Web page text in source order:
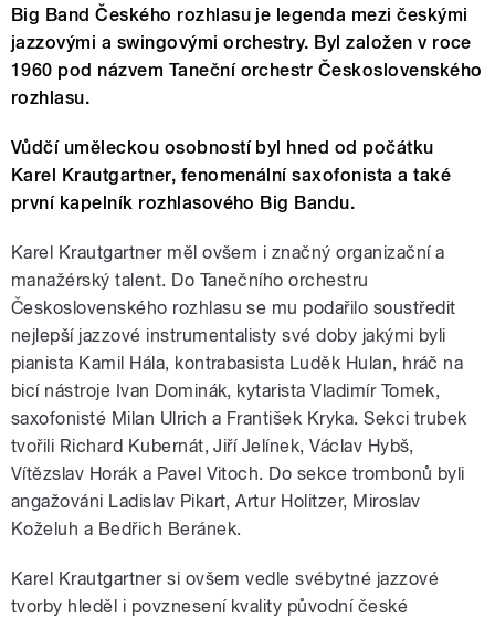
Big Band Českého rozhlasu je legenda mezi českými
jazzovými a swingovými orchestry. Byl založen v roce
1960 pod názvem Taneční orchestr Československého
rozhlasu.
Vůdčí uměleckou osobností byl hned od počátku
Karel Krautgartner, fenomenální saxofonista a také
první kapelník rozhlasového Big Bandu.
Karel Krautgartner měl ovšem i značný organizační a
manažérský talent. Do Tanečního orchestru
Československého rozhlasu se mu podařilo soustředit
nejlepší jazzové instrumentalisty své doby jakými byli
pianista Kamil Hála, kontrabasista Luděk Hulan, hráč na
bicí nástroje Ivan Dominák, kytarista Vladimír Tomek,
saxofonisté Milan Ulrich a František Kryka. Sekci trubek
tvořili Richard Kubernát, Jiří Jelínek, Václav Hybš,
Vítězslav Horák a Pavel Vitoch. Do sekce trombonů byli
angažováni Ladislav Pikart, Artur Holitzer, Miroslav
Koželuh a Bedřich Beránek.
Karel Krautgartner si ovšem vedle svébytné jazzové
tvorby hleděl i povznesení kvality původní české